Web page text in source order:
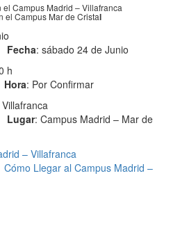
en el Campus Madrid – Villafranca
el Campus Mar de Cristal
20 de Junio
Fecha: sábado 24 de Junio
de las 10:00 h
Hora: Por Confirmar
– Villafranca
Lugar: Campus Madrid – Mar de
– Villafranca
Cómo Llegar al Campus Madrid –